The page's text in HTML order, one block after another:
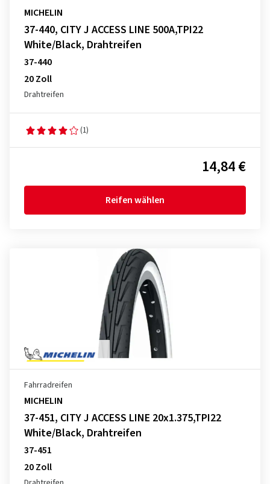
MICHELIN
37-440, CITY J ACCESS LINE 500A,TPI22
White/Black, Drahtreifen
37-440
20 Zoll
Drahtreifen
(1)
14,84 €
Reifen wählen
Fahrradreifen
MICHELIN
37-451, CITY J ACCESS LINE 20x1.375,TPI22
White/Black, Drahtreifen
37-451
20 Zoll